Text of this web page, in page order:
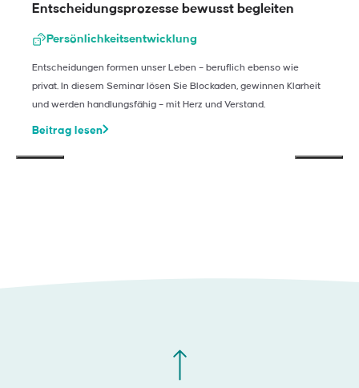
Entscheidungsprozesse bewusst begleiten
Persönlichkeitsentwicklung
Entscheidungen formen unser Leben – beruflich ebenso wie
privat. In diesem Seminar lösen Sie Blockaden, gewinnen Klarheit
und werden handlungsfähig – mit Herz und Verstand.
Beitrag lesen